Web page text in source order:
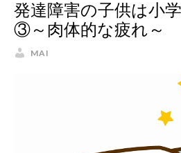
発達障害の子供は小
③～肉体的な疲れ～
MAI